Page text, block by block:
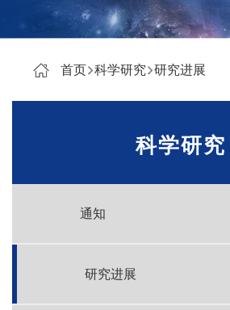
首页 科学研究 研究进展
科学研究
通知
研究进展